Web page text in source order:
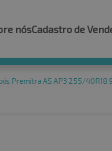
nósCadastro de
Premitra AS AP3 255/40R18